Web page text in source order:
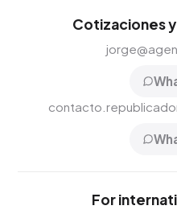
Cotizaciones
For